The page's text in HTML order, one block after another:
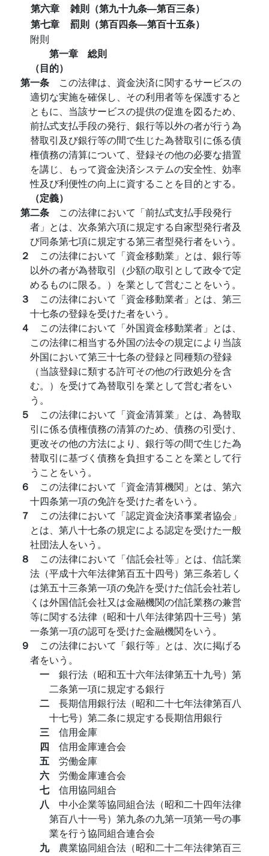
第六章
雑則（第九十九条―第百三条）
第七章
罰則（第百四条―第百十五条）
附則
第一章 総則
（目的）
第一条 この法律は、資金決済に関するサービスの
適切な実施を確保し、その利用者等を保護すると
ともに、当該サービスの提供の促進を図るため、
前払式支払手段の発行、銀行等以外の者が行う為
替取引及び銀行等の間で生じた為替取引に係る債
権債務の清算について、登録その他の必要な措置
を講じ、もって資金決済システムの安全性、効率
性及び利便性の向上に資することを目的とする。
（定義）
第二条 この法律において「前払式支払手段発行
者」とは、次条第六項に規定する自家型発行者及
び同条第七項に規定する第三者型発行者をいう。
２ この法律において「資金移動業」とは、銀行等
以外の者が為替取引（少額の取引として政令で定
めるものに限る。）を業として営むことをいう。
３ この法律において「資金移動業者」とは、第三
十七条の登録を受けた者をいう。
４ この法律において「外国資金移動業者」とは、
この法律に相当する外国の法令の規定により当該
外国において第三十七条の登録と同種類の登録
（当該登録に類する許可その他の行政処分を含
む。）を受けて為替取引を業として営む者をい
う。
５ この法律において「資金清算業」とは、為替取
引に係る債権債務の清算のため、債務の引受け、
更改その他の方法により、銀行等の間で生じた為
替取引に基づく債務を負担することを業として行
うことをいう。
６ この法律において「資金清算機関」とは、第六
十四条第一項の免許を受けた者をいう。
７ この法律において「認定資金決済事業者協会」
とは、第八十七条の規定による認定を受けた一般
社団法人をいう。
８ この法律において「信託会社等」とは、信託業
法（平成十六年法律第百五十四号）第三条若しく
は第五十三条第一項の免許を受けた信託会社若し
くは外国信託会社又は金融機関の信託業務の兼営
等に関する法律（昭和十八年法律第四十三号）第
一条第一項の認可を受けた金融機関をいう。
９ この法律において「銀行等」とは、次に掲げる
者をいう。
一 銀行法（昭和五十六年法律第五十九号）第
二条第一項に規定する銀行
二 長期信用銀行法（昭和二十七年法律第百八
十七号）第二条に規定する長期信用銀行
三 信用金庫
四 信用金庫連合会
五 労働金庫
六 労働金庫連合会
七 信用協同組合
八 中小企業等協同組合法（昭和二十四年法律
第百八十一号）第九条の九第一項第一号の事
業を行う協同組合連合会
九 農業協同組合法（昭和二十二年法律第百三